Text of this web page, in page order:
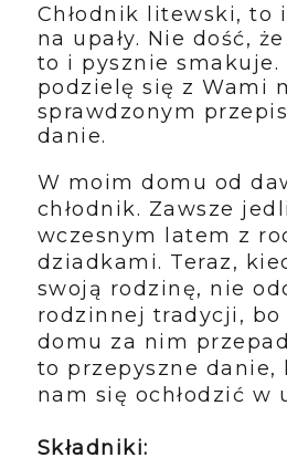
Chłodnik litewski, to
na upały. Nie dość,
to i pysznie smakuje.
podzielę się z Wami
sprawdzonym
danie.
W moim domu od
chłodnik. Zawsze
wczesnym latem z
dziadkami. Teraz,
swoją rodzinę, nie
rodzinnej tradycji, bo
domu za nim
to przepyszne danie,
nam się ochłodzić w
Składniki: